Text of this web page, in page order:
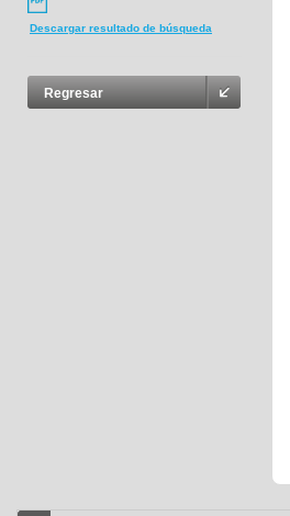
Descargar resultado de búsqueda
Regresar